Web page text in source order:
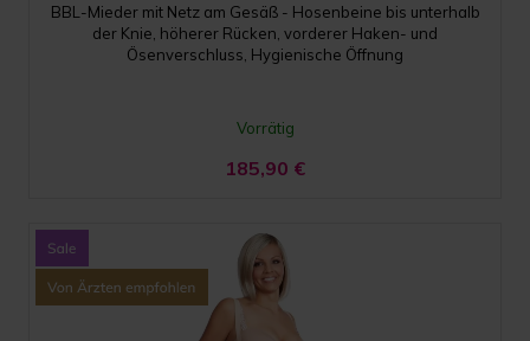
BBL-Mieder mit Netz am Gesäß - Hosenbeine bis unterhalb
der Knie, höherer Rücken, vorderer Haken- und
Ösenverschluss, Hygienische Öffnung
Vorrätig
185,90 €